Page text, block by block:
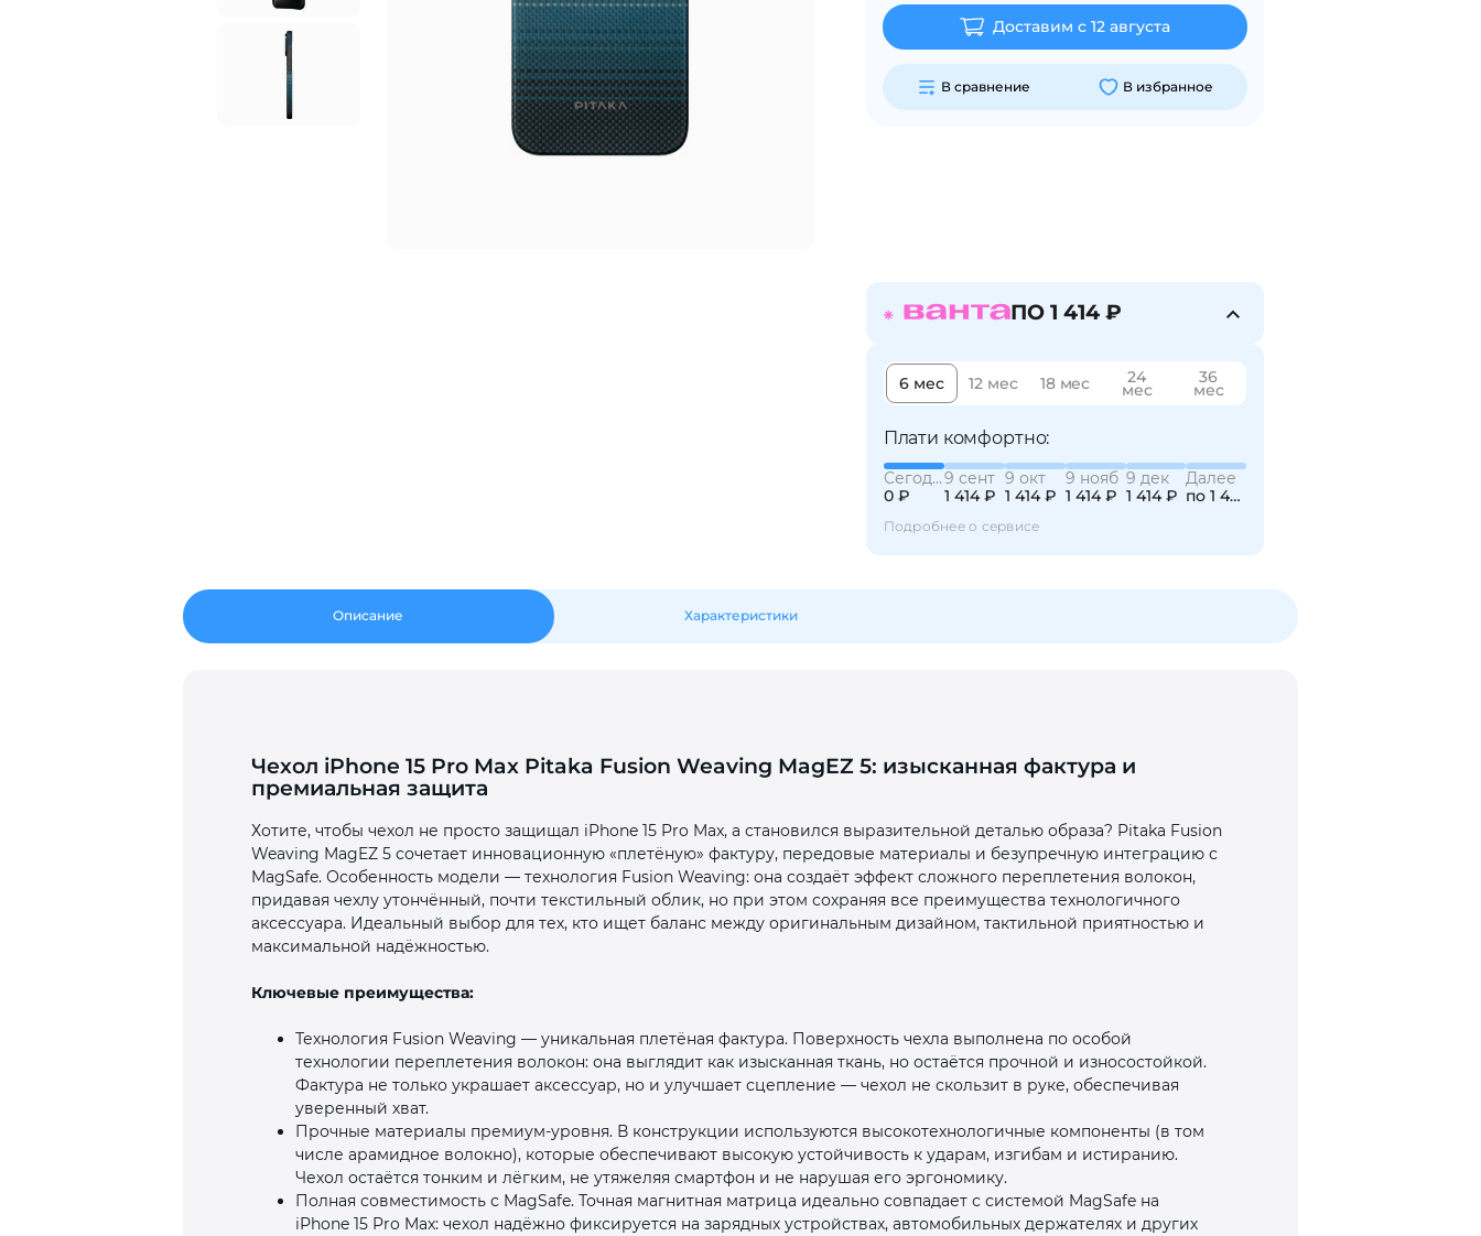
Доставим с 12 августа
В сравнение В избранное
ПО 1 414 ₽
6 мес 12 мес 18 мес 24
мес
36
мес
Плати комфортно:
Сегодня
0 ₽
9 сент
1 414 ₽
9 окт
1 414 ₽
9 нояб
1 414 ₽
9 дек
1 414 ₽
Далее
по 1 414 ₽
Подробнее о сервисе
Описание Характеристики
Чехол iPhone 15 Pro Max Pitaka Fusion Weaving MagEZ 5: изысканная фактура и
премиальная защита
Хотите, чтобы чехол не просто защищал iPhone 15 Pro Max, а становился выразительной деталью образа? Pitaka Fusion
Weaving MagEZ 5 сочетает инновационную «плетёную» фактуру, передовые материалы и безупречную интеграцию с
MagSafe. Особенность модели — технология Fusion Weaving: она создаёт эффект сложного переплетения волокон,
придавая чехлу утончённый, почти текстильный облик, но при этом сохраняя все преимущества технологичного
аксессуара. Идеальный выбор для тех, кто ищет баланс между оригинальным дизайном, тактильной приятностью и
максимальной надёжностью.
Ключевые преимущества:
Технология Fusion Weaving — уникальная плетёная фактура. Поверхность чехла выполнена по особой
технологии переплетения волокон: она выглядит как изысканная ткань, но остаётся прочной и износостойкой.
Фактура не только украшает аксессуар, но и улучшает сцепление — чехол не скользит в руке, обеспечивая
уверенный хват.
Прочные материалы премиум‑уровня. В конструкции используются высокотехнологичные компоненты (в том
числе арамидное волокно), которые обеспечивают высокую устойчивость к ударам, изгибам и истиранию.
Чехол остаётся тонким и лёгким, не утяжеляя смартфон и не нарушая его эргономику.
Полная совместимость с MagSafe. Точная магнитная матрица идеально совпадает с системой MagSafe на
iPhone 15 Pro Max: чехол надёжно фиксируется на зарядных устройствах, автомобильных держателях и других
График платежей
Сегодня
25%
раз в 2
недели
раз в 2 недели
Остались вопросы?
8 800 302-02-51
plait.ru